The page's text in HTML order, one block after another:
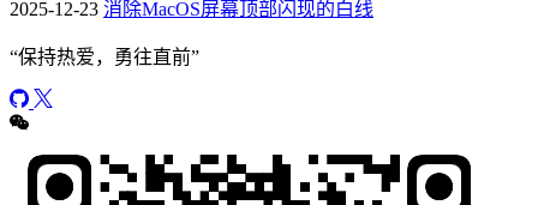
2025-12-23 消除MacOS屏幕顶部闪现的白线
“保持热爱，勇往直前”